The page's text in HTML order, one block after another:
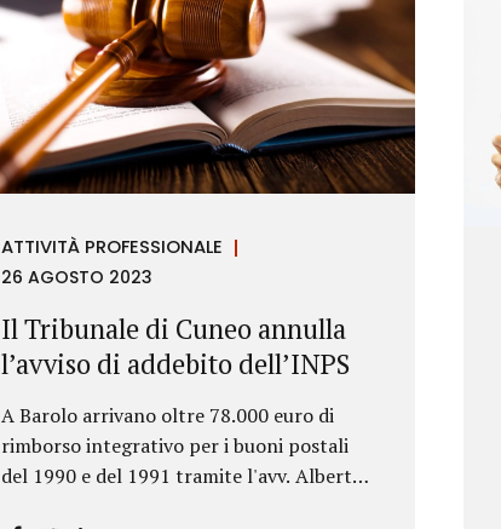
ATTIVITÀ PROFESSIONALE
26 AGOSTO 2023
Il Tribunale di Cuneo annulla
l’avviso di addebito dell’INPS
A Barolo arrivano oltre 78.000 euro di
rimborso integrativo per i buoni postali
del 1990 e del 1991 tramite l'avv. Alberto